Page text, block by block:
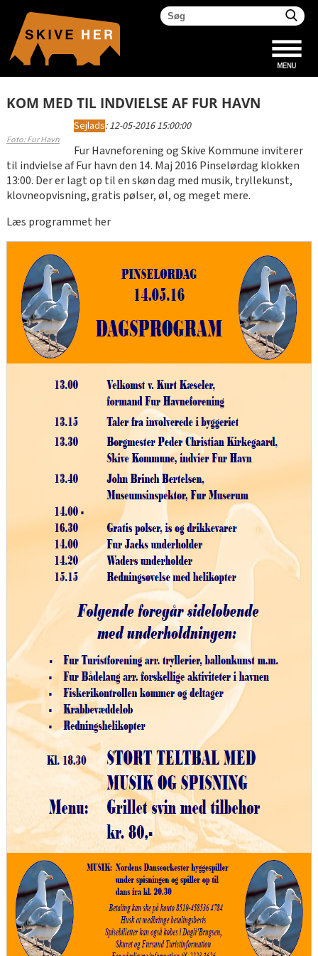
KOM MED TIL INDVIELSE AF FUR HAVN
Foto: Fur Havn
Sejlads:12-05-2016 15:00:00
Fur Havneforening og Skive Kommune inviterer
til indvielse af Fur havn den 14. Maj 2016 Pinselørdag klokken
13:00. Der er lagt op til en skøn dag med musik, tryllekunst,
klovneopvisning, gratis pølser, øl, og meget mere.
Læs programmet her